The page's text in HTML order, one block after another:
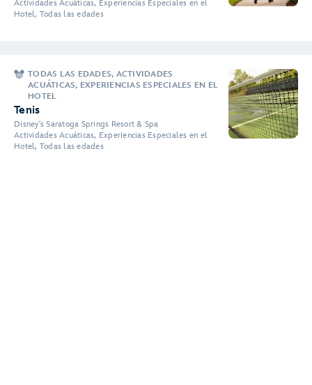
Actividades Acuáticas, Experiencias Especiales en el
Hotel, Todas las edades
TODAS LAS EDADES, ACTIVIDADES
ACUÁTICAS, EXPERIENCIAS ESPECIALES EN EL
HOTEL
Tenis
Disney's Saratoga Springs Resort & Spa
Actividades Acuáticas, Experiencias Especiales en el
Hotel, Todas las edades